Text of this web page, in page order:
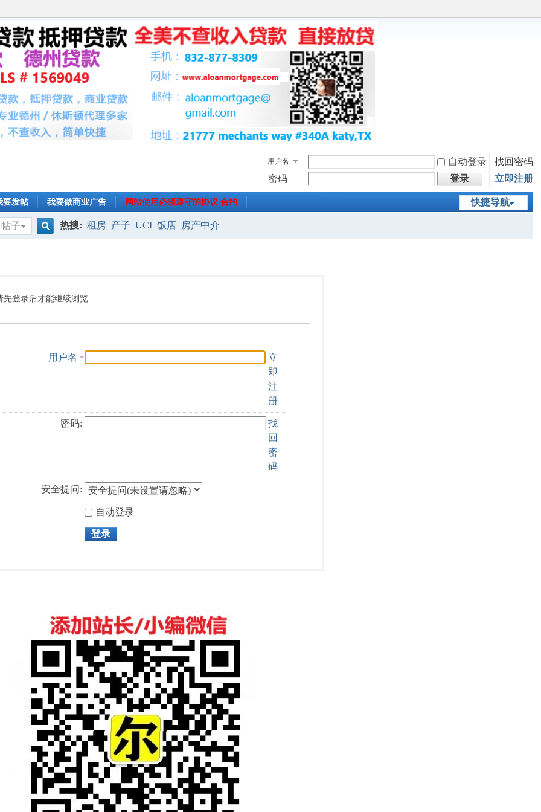
用户名 自动登录
找回密码
密码
登录 立即注册
快捷导航
要发帖 我要做商业广告 网站使用必须遵守的协议 合约
帖子
索
热搜: 租房 产子 UCI 饭店 房产中介
先登录后才能继续浏览
用户名
立
即
注
册
密码:
找
回
密
码
安全提问:
自动登录
登录